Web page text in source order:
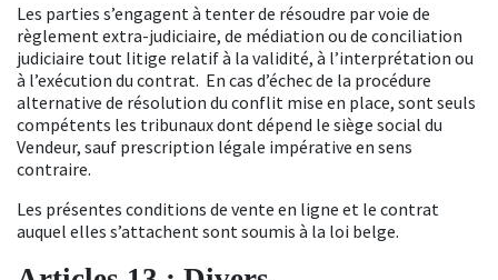
Les parties s’engagent à tenter de résoudre par voie de
règlement extra-judiciaire, de médiation ou de conciliation
judiciaire tout litige relatif à la validité, à l’interprétation ou
à l’exécution du contrat. En cas d’échec de la procédure
alternative de résolution du conflit mise en place, sont seuls
compétents les tribunaux dont dépend le siège social du
Vendeur, sauf prescription légale impérative en sens
contraire.
Les présentes conditions de vente en ligne et le contrat
auquel elles s’attachent sont soumis à la loi belge.